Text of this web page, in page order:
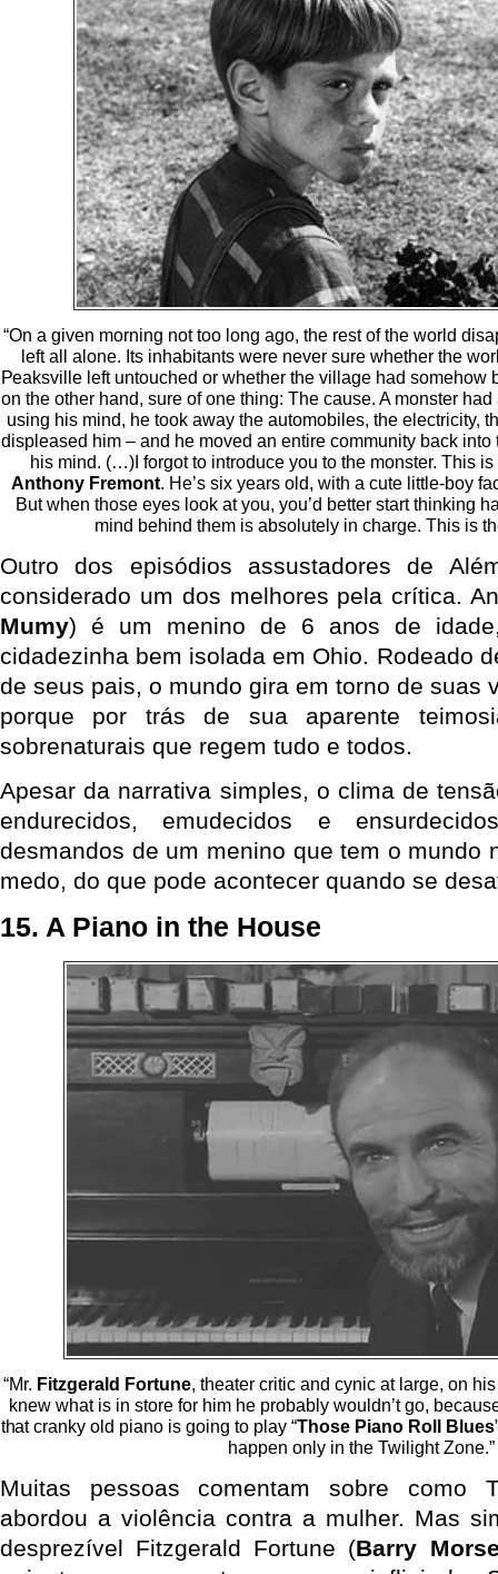
“On a given morning not too long ago, the rest of the world
left all alone. Its inhabitants were never sure whether the
Peaksville left untouched or whether the village had somehow
on the other hand, sure of one thing: The cause. A monster
using his mind, he took away the automobiles, the electricity,
displeased him – and he moved an entire community back
his mind. (…)I forgot to introduce you to the monster. This
Anthony Fremont. He’s six years old, with a cute little-boy
But when those eyes look at you, you’d better start thinking
mind behind them is absolutely in charge. This is
Outro dos episódios assustadores de
considerado um dos melhores pela crítica.
Mumy) é um menino de 6 anos de
cidadezinha bem isolada em Ohio. Rodeado
de seus pais, o mundo gira em torno de suas
porque por trás de sua aparente
sobrenaturais que regem tudo e todos.
Apesar da narrativa simples, o clima de
endurecidos, emudecidos e
desmandos de um menino que tem o mundo
medo, do que pode acontecer quando se
15. A Piano in the House
“Mr. Fitzgerald Fortune, theater critic and cynic at large, on
knew what is in store for him he probably wouldn’t go,
that cranky old piano is going to play “Those Piano Roll Blues
happen only in the Twilight Zone.”
Muitas pessoas comentam sobre como
abordou a violência contra a mulher. Mas
desprezível Fitzgerald Fortune (Barry